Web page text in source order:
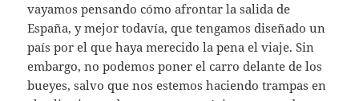
vayamos pensando cómo afrontar la salida de
España, y mejor todavía, que tengamos diseñado un
país por el que haya merecido la pena el viaje. Sin
embargo, no podemos poner el carro delante de los
bueyes, salvo que nos estemos haciendo trampas en